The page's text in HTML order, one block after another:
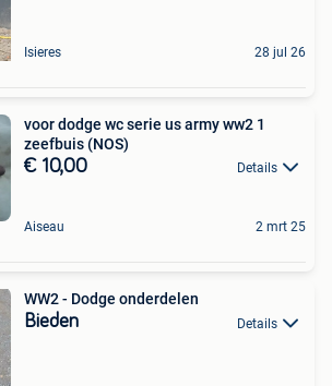
Isieres 28 jul 26
voor dodge wc serie us army ww2 1
zeefbuis (NOS)
€ 10,00 Details
Aiseau 2 mrt 25
WW2 - Dodge onderdelen
Bieden Details